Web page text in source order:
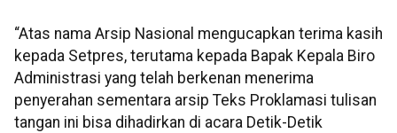
“Atas nama Arsip Nasional mengucapkan terima kasih
kepada Setpres, terutama kepada Bapak Kepala Biro
Administrasi yang telah berkenan menerima
penyerahan sementara arsip Teks Proklamasi tulisan
tangan ini bisa dihadirkan di acara Detik-Detik